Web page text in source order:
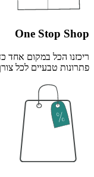
One Stop Shop
ריכזנו הכל במקום אחד
פתרונות טבעיים לכל